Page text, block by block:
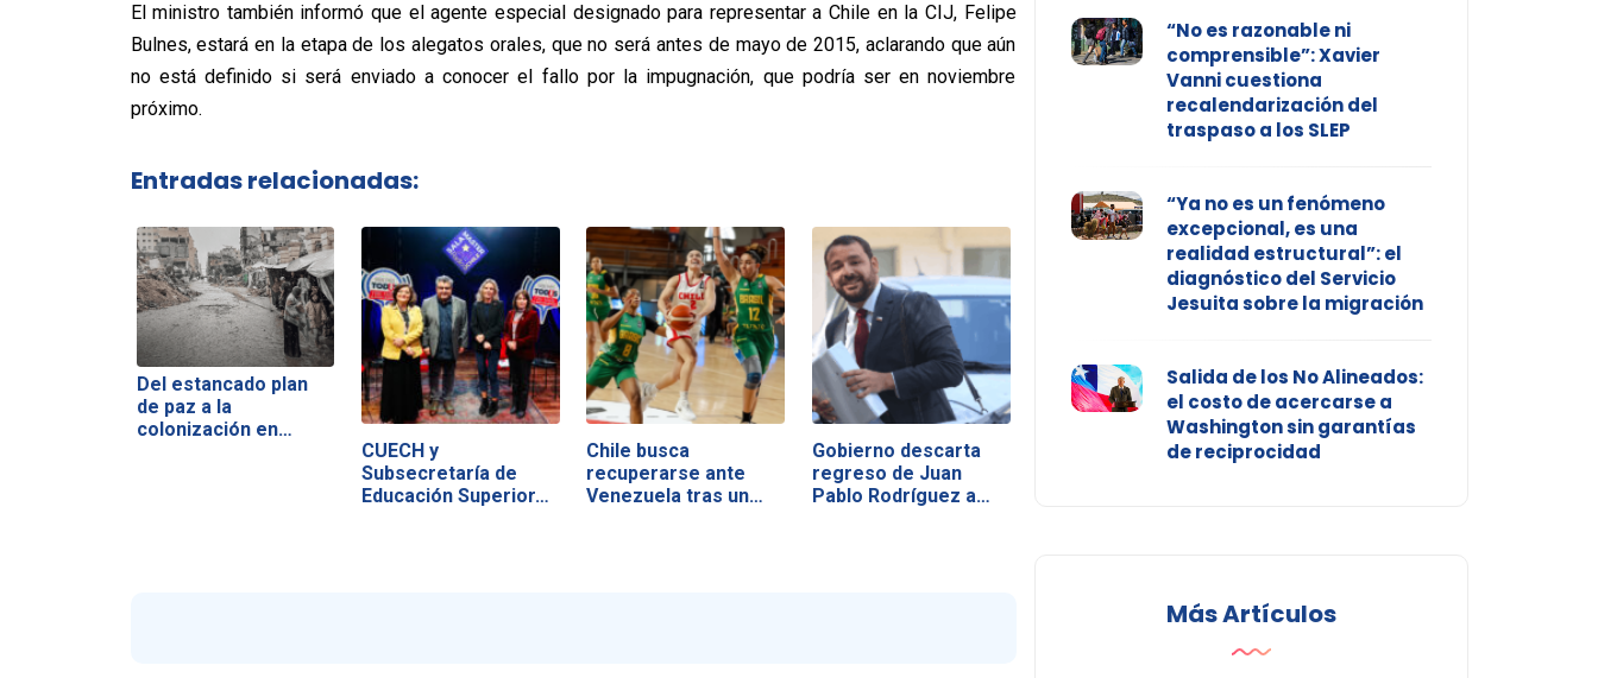
El ministro también informó que el agente especial designado para representar a Chile en la CIJ, Felipe
Bulnes, estará en la etapa de los alegatos orales, que no será antes de mayo de 2015, aclarando que aún
no está definido si será enviado a conocer el fallo por la impugnación, que podría ser en noviembre
próximo.
Entradas relacionadas:
Del estancado plan
de paz a la
colonización en…
CUECH y
Subsecretaría de
Educación Superior…
Chile busca
recuperarse ante
Venezuela tras un
Gobierno descarta
regreso de Juan
Pablo Rodríguez a
“No es razonable ni
comprensible”: Xavier
Vanni cuestiona
recalendarización del
traspaso a los SLEP
“Ya no es un fenómeno
excepcional, es una
realidad estructural”: el
diagnóstico del Servicio
Jesuita sobre la migración
Salida de los No Alineados:
el costo de acercarse a
Washington sin garantías
de reciprocidad
Más Artículos